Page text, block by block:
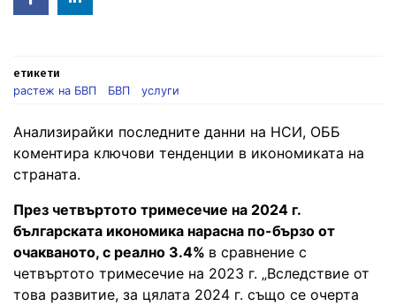
in
етикети
растеж на БВП
БВП услуги
Анализирайки последните данни на НСИ, ОББ
коментира ключови тенденции в икономиката на
страната.
През четвъртото тримесечие на 2024 г.
българската икономика нарасна по-бързо от
очакваното, с реално 3.4% в сравнение с
четвъртото тримесечие на 2023 г. „Вследствие от
това развитие, за цялата 2024 г. също се очерта